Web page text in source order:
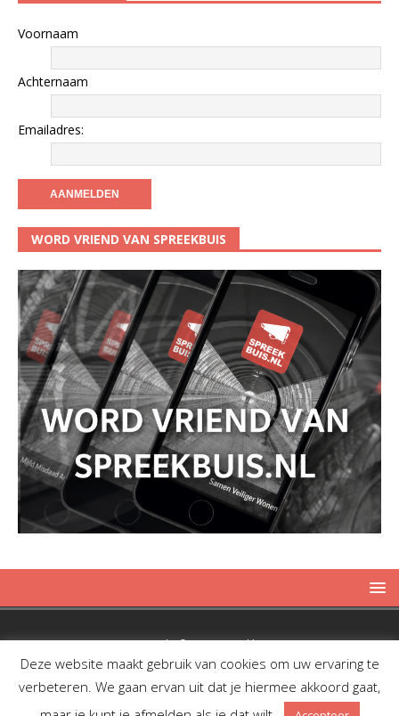
Voornaam
Achternaam
Emailadres:
WORD VRIEND VAN SPREEKBUIS
Copyright © 2019 Spreekbuis
Deze website maakt gebruik van cookies om uw ervaring te
verbeteren. We gaan ervan uit dat je hiermee akkoord gaat,